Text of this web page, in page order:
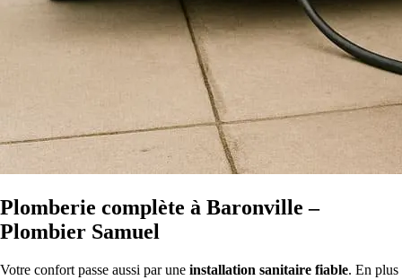
Plomberie complète à Baronville –
Plombier Samuel
Votre confort passe aussi par une installation sanitaire fiable. En plus